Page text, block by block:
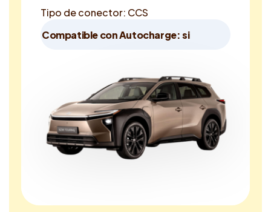
Tipo de conector: CCS
Compatible con Autocharge: si